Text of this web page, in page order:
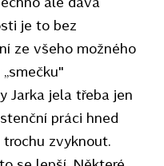
je to bez
ze všeho možného
Jarka jela třeba jen
práci hned
zvyknout.